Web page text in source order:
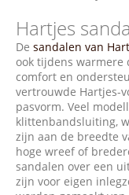
Hartjes
De sandalen van
ook tijdens warmere
comfort en
vertrouwde Hartjes-
pasvorm. Veel
klittenbandsluiting,
zijn aan de breedte
hoge wreef of
sandalen over een
zijn voor eigen